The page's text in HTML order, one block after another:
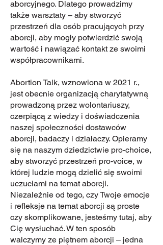
aborcyjnego. Dlatego prowadzimy
także warsztaty – aby stworzyć
przestrzeń dla osób pracujących przy
aborcji, aby mogły potwierdzić swoją
wartość i nawiązać kontakt ze swoimi
współpracownikami.
Abortion Talk, wznowiona w 2021 r.,
jest obecnie organizacją charytatywną
prowadzoną przez wolontariuszy,
czerpiącą z wiedzy i doświadczenia
naszej społeczności dostawców
aborcji, badaczy i działaczy. Opieramy
się na naszym dziedzictwie pro-choice,
aby stworzyć przestrzeń pro-voice, w
której ludzie mogą dzielić się swoimi
uczuciami na temat aborcji.
Niezależnie od tego, czy Twoje emocje
i refleksje na temat aborcji są proste
czy skomplikowane, jesteśmy tutaj, aby
Cię wysłuchać. W ten sposób
walczymy ze piętnem aborcji – jedna